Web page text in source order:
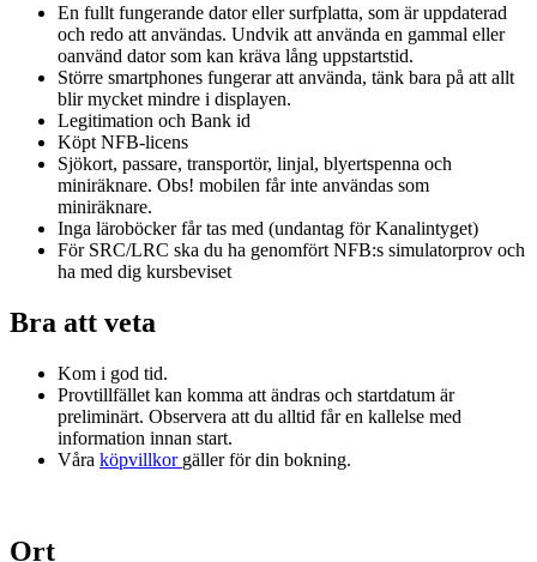
En fullt fungerande dator eller surfplatta, som är uppdaterad
och redo att användas. Undvik att använda en gammal eller
oanvänd dator som kan kräva lång uppstartstid.
Större smartphones fungerar att använda, tänk bara på att allt
blir mycket mindre i displayen.
Legitimation och Bank id
Köpt NFB-licens
Sjökort, passare, transportör, linjal, blyertspenna och
miniräknare. Obs! mobilen får inte användas som
miniräknare.
Inga läroböcker får tas med (undantag för Kanalintyget)
För SRC/LRC ska du ha genomfört NFB:s simulatorprov och
ha med dig kursbeviset
Bra att veta
Kom i god tid.
Provtillfället kan komma att ändras och startdatum är
preliminärt. Observera att du alltid får en kallelse med
information innan start.
Våra köpvillkor gäller för din bokning.
Ort